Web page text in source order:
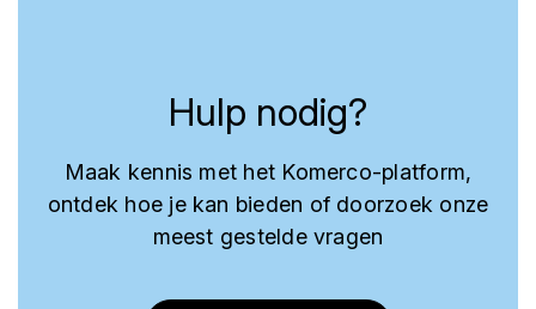
Hulp nodig?
Maak kennis met het Komerco-platform,
ontdek hoe je kan bieden of doorzoek onze
meest gestelde vragen